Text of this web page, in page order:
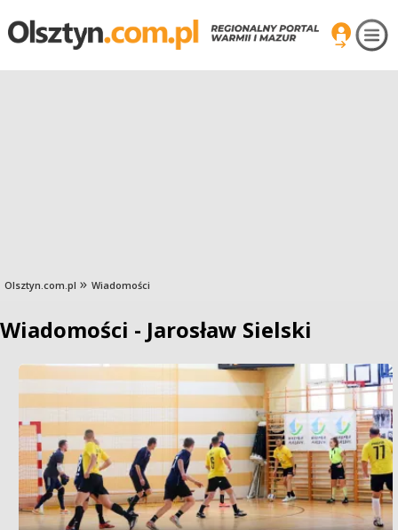
Olsztyn.com.pl Wiadomości
Wiadomości - Jarosław Sielski